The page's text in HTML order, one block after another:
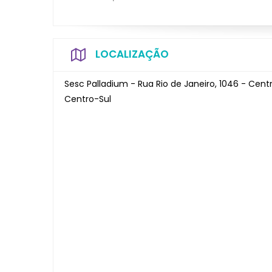
LOCALIZAÇÃO
Sesc Palladium - Rua Rio de Janeiro, 1046 -
Centro-Sul